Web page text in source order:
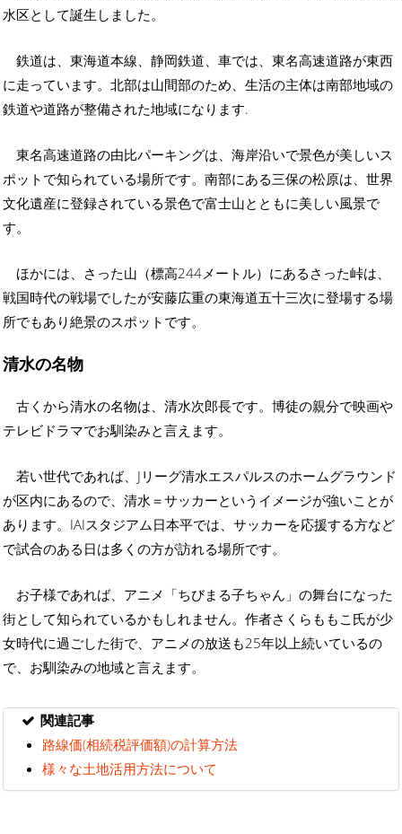
水区として誕生しました。
鉄道は、東海道本線、静岡鉄道、車では、東名高速道路が東西
に走っています。北部は山間部のため、生活の主体は南部地域の
鉄道や道路が整備された地域になります.
東名高速道路の由比パーキングは、海岸沿いで景色が美しいス
ポットで知られている場所です。南部にある三保の松原は、世界
文化遺産に登録されている景色で富士山とともに美しい風景で
す。
ほかには、さった山（標高244メートル）にあるさった峠は、
戦国時代の戦場でしたが安藤広重の東海道五十三次に登場する場
所でもあり絶景のスポットです。
清水の名物
古くから清水の名物は、清水次郎長です。博徒の親分で映画や
テレビドラマでお馴染みと言えます。
若い世代であれば、Jリーグ清水エスパルスのホームグラウンド
が区内にあるので、清水＝サッカーというイメージが強いことが
あります。IAIスタジアム日本平では、サッカーを応援する方など
で試合のある日は多くの方が訪れる場所です。
お子様であれば、アニメ「ちびまる子ちゃん」の舞台になった
街として知られているかもしれません。作者さくらももこ氏が少
女時代に過ごした街で、アニメの放送も25年以上続いているの
で、お馴染みの地域と言えます。
関連記事
路線価(相続税評価額)の計算方法
様々な土地活用方法について